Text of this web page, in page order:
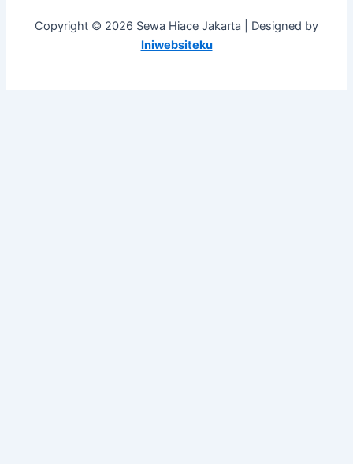
Copyright © 2026 Sewa Hiace Jakarta | Designed by
Iniwebsiteku